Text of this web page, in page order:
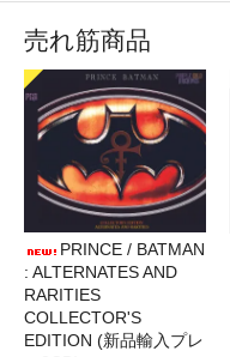
売れ筋商品
PRINCE / BATMAN
: ALTERNATES AND
RARITIES
COLLECTOR'S
EDITION (新品輸入プレ